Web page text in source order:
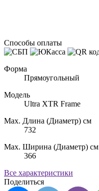
Способы оплаты
Форма
Прямоугольный
Модель
Ultra XTR Frame
Max. Длина (Диаметр) см
732
Max. Ширина (Диаметр) см
366
Все характеристики
Поделиться